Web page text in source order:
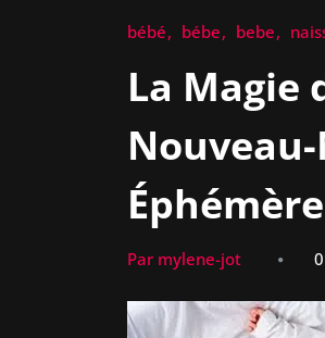
bébé bébe bebe
La Magie
Éphémère
Par mylene-jot